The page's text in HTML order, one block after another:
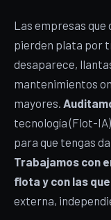
Las empresas
pierden plata por
desaparece,
mantenimientos
mayores.
tecnología (Flot-
para que tengas
Trabajamos con
flota y con las
externa,